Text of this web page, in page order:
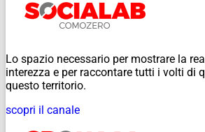
Lo spazio necessario per mostrare la
interezza e per raccontare tutti i volti di
questo territorio.
scopri il canale